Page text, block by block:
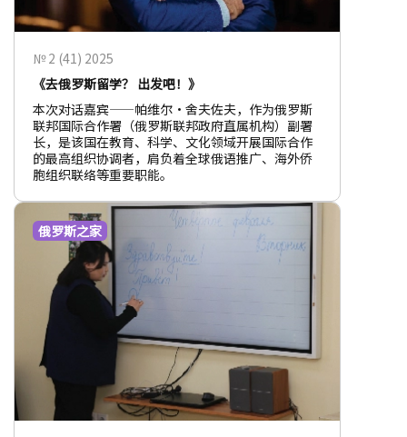
№ 2 (41) 2025
《去俄罗斯留学？ 出发吧！》
本次对话嘉宾——帕维尔•舍夫佐夫，作为俄罗斯
联邦国际合作署（俄罗斯联邦政府直属机构）副署
长，是该国在教育、科学、文化领域开展国际合作
的最高组织协调者，肩负着全球俄语推广、海外侨
胞组织联络等重要职能。
俄罗斯之家